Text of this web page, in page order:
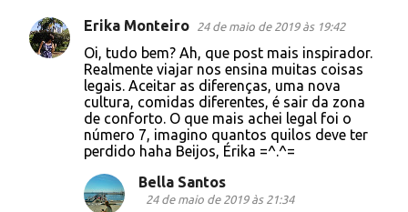
Erika Monteiro 24 de maio de 2019 às 19:42
Oi, tudo bem? Ah, que post mais inspirador.
Realmente viajar nos ensina muitas coisas
legais. Aceitar as diferenças, uma nova
cultura, comidas diferentes, é sair da zona
de conforto. O que mais achei legal foi o
número 7, imagino quantos quilos deve ter
perdido haha Beijos, Érika =^.^=
Bella Santos
24 de maio de 2019 às 21:34